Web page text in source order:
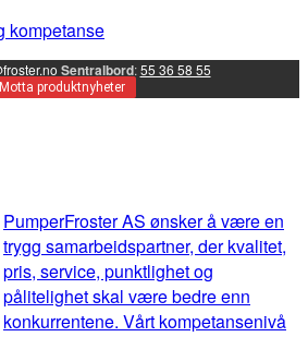
kompetanse
Sentralbord:55 36 58 55
Motta produktnyheter
PumperFroster AS ønsker å være en
trygg samarbeidspartner, der kvalitet,
pris, service, punktlighet og
pålitelighet skal være bedre enn
konkurrentene. Vårt kompetansenivå